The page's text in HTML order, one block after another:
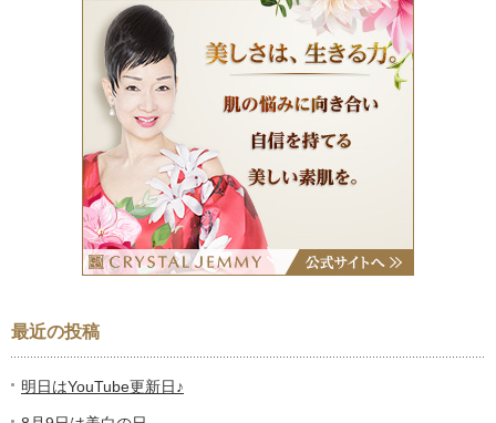
最近の投稿
明日はYouTube更新日♪